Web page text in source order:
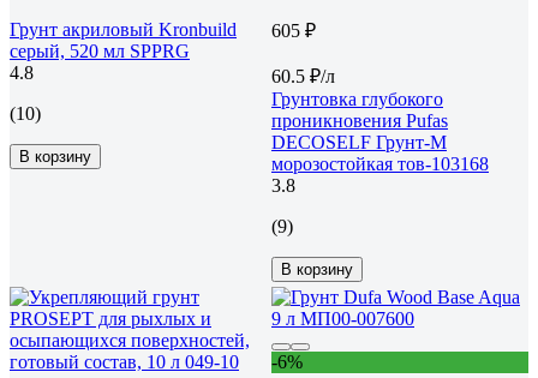
Грунт акриловый Kronbuild
серый, 520 мл SPPRG
4.8
(10)
В корзину
605 ₽
60.5 ₽/л
Грунтовка глубокого
проникновения Pufas
DЕCOSELF Грунт-М
морозостойкая тов-103168
3.8
(9)
В корзину
-6%